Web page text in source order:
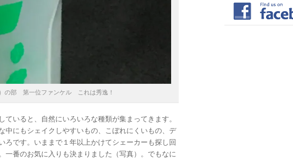
の部 第一位ファンケル これは秀逸！
いると、自然にいろいろな種類が集まってきます。
中にもシェイクしやすいもの、こぼれにくいもの、デ
ろです。いままで１年以上かけてシェーカーも探し回
一番のお気に入りも決まりました（写真）。でもなに